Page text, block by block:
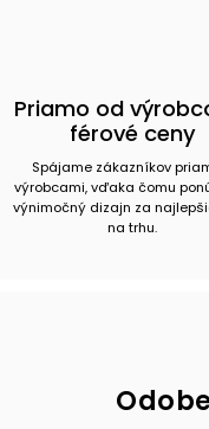
Priamo od
férové ceny
Spájame zákazníkov
výrobcami, vďaka čomu
výnimočný dizajn za
na trhu.